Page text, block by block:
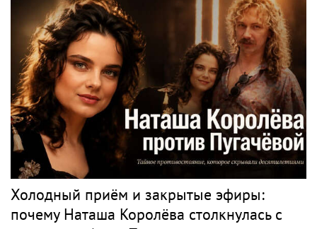
Поп
Весь поп
КЭТИ ПЕРРИ Поп